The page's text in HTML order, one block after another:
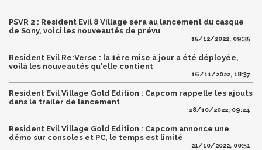
PSVR 2 : Resident Evil 8 Village sera au lancement du casque
de Sony, voici les nouveautés de prévu
15/12/2022, 09:35
Resident Evil Re:Verse : la 1ère mise à jour a été déployée,
voilà les nouveautés qu'elle contient
16/11/2022, 18:37
Resident Evil Village Gold Edition : Capcom rappelle les ajouts
dans le trailer de lancement
28/10/2022, 09:24
Resident Evil Village Gold Edition : Capcom annonce une
démo sur consoles et PC, le temps est limité
21/10/2022, 00:51